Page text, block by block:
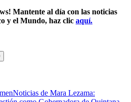
Mantente al día con las noticias
y el Mundo, haz clic aquí.
Noticias de Mara Lezama: